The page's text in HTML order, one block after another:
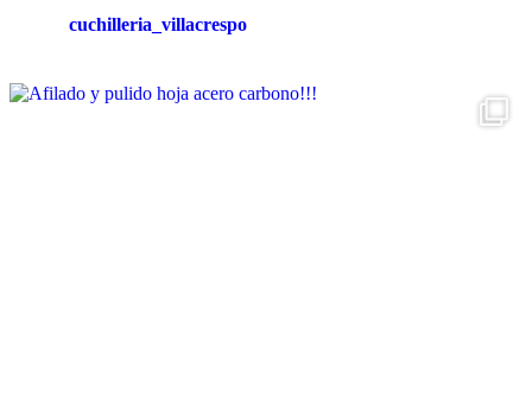
cuchilleria_villacrespo